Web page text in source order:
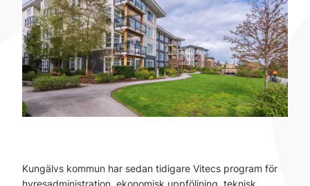
Kungälvs kommun har sedan tidigare Vitecs program för
hyresadministration, ekonomisk uppföljning, teknisk